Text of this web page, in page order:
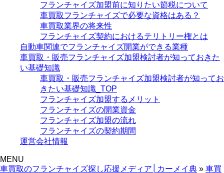
フランチャイズ加盟前に知りたい節税について
車買取フランチャイズで必要な資格はある？
車買取業界の将来性
フランチャイズ契約におけるテリトリー権とは
自動車関連でフランチャイズ開業ができる業種
車買取・販売フランチャイズ加盟検討者が知っておきた
い基礎知識
車買取・販売フランチャイズ加盟検討者が知ってお
きたい基礎知識_TOP
フランチャイズ加盟するメリット
フランチャイズの開業資金
フランチャイズ加盟の流れ
フランチャイズの契約期間
運営会社情報
MENU
車買取のフランチャイズ探し応援メディア│カーメイ典 » 車買